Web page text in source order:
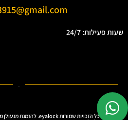
שעות פעילות: 24/7
.